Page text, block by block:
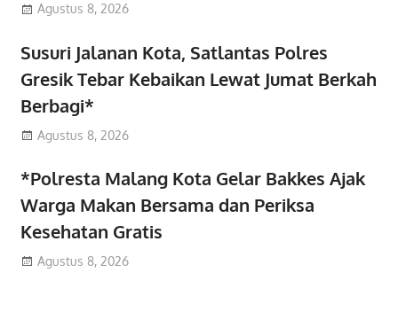
Agustus 8, 2026
Susuri Jalanan Kota, Satlantas Polres
Gresik Tebar Kebaikan Lewat Jumat Berkah
Berbagi*
Agustus 8, 2026
*Polresta Malang Kota Gelar Bakkes Ajak
Warga Makan Bersama dan Periksa
Kesehatan Gratis
Agustus 8, 2026